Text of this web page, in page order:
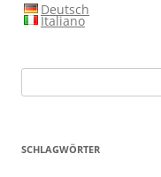
Deutsch
Italiano
nach:
SCHLAGWÖRTER